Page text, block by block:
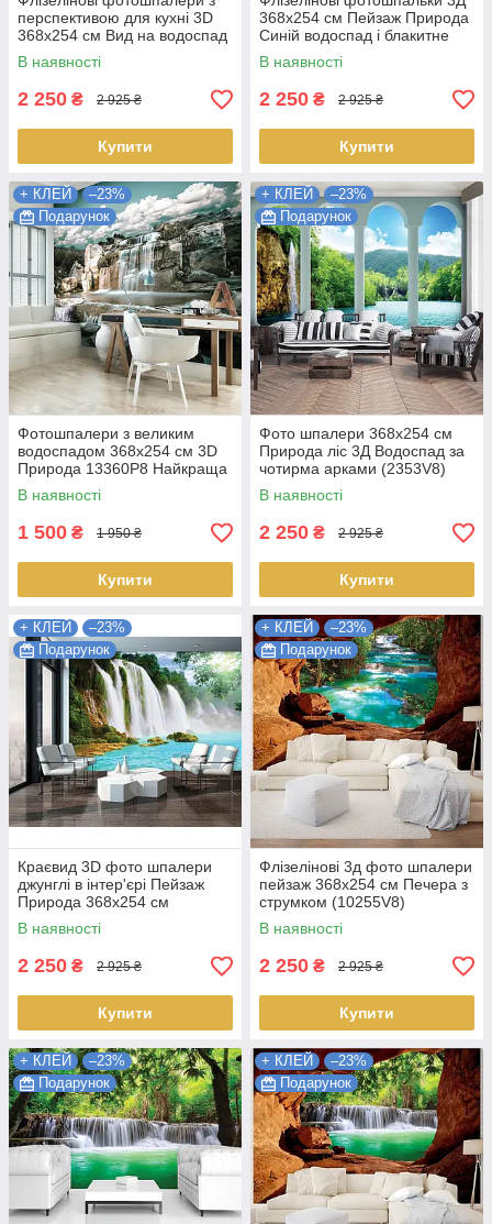
перспективою для кухні 3D
368х254 см Вид на водоспад
та ліс з вікна (10391V8)
Найкраща якість
В наявності
2 250 ₴ 2 925 ₴
Купити
368х254 см Пейзаж Природа
Синій водоспад і блакитне
небо (1965V8) Найкраща
якість
В наявності
2 250 ₴ 2 925 ₴
Купити
+ КЛЕЙ
–23%
Подарунок
Фотошпалери з великим
водоспадом 368x254 см 3D
Природа 13360P8 Найкраща
якість
В наявності
1 500 ₴ 1 950 ₴
Купити
+ КЛЕЙ
–23%
Подарунок
Фото шпалери 368х254 см
Природа ліс 3Д Водоспад за
чотирма арками (2353V8)
Найкраща якість
В наявності
2 250 ₴ 2 925 ₴
Купити
+ КЛЕЙ
–23%
Подарунок
Краєвид 3D фото шпалери
джунглі в інтер'єрі Пейзаж
Природа 368x254 см
Водоспад і блакитна вода
(10386V8) Найкраща якість
В наявності
2 250 ₴ 2 925 ₴
Купити
+ КЛЕЙ
–23%
Подарунок
Флізелінові 3д фото шпалери
пейзаж 368х254 см Печера з
струмком (10255V8)
Найкраща якість
В наявності
2 250 ₴ 2 925 ₴
Купити
+ КЛЕЙ
–23%
Подарунок
+ КЛЕЙ
–23%
Подарунок